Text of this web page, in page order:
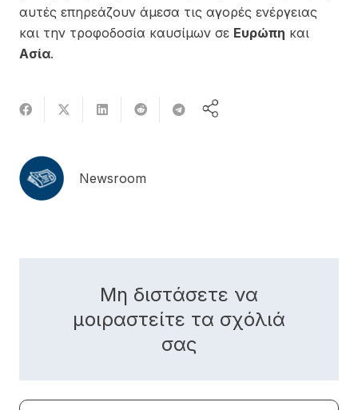
αυτές επηρεάζουν άμεσα τις αγορές ενέργειας
και την τροφοδοσία καυσίμων σε Ευρώπη και
Ασία.
Newsroom
Μη διστάσετε να
μοιραστείτε τα σχόλιά
σας